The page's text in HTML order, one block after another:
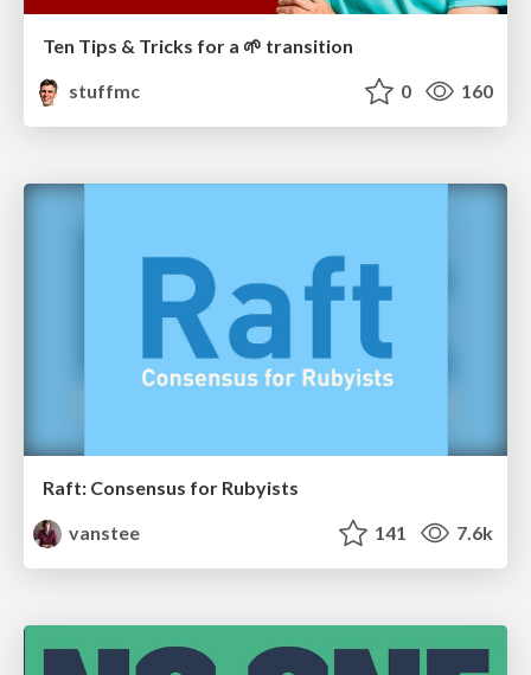
Ten Tips & Tricks for a 🌱 transition
stuffmc
0 160
Raft: Consensus for Rubyists
vanstee
141 7.6k